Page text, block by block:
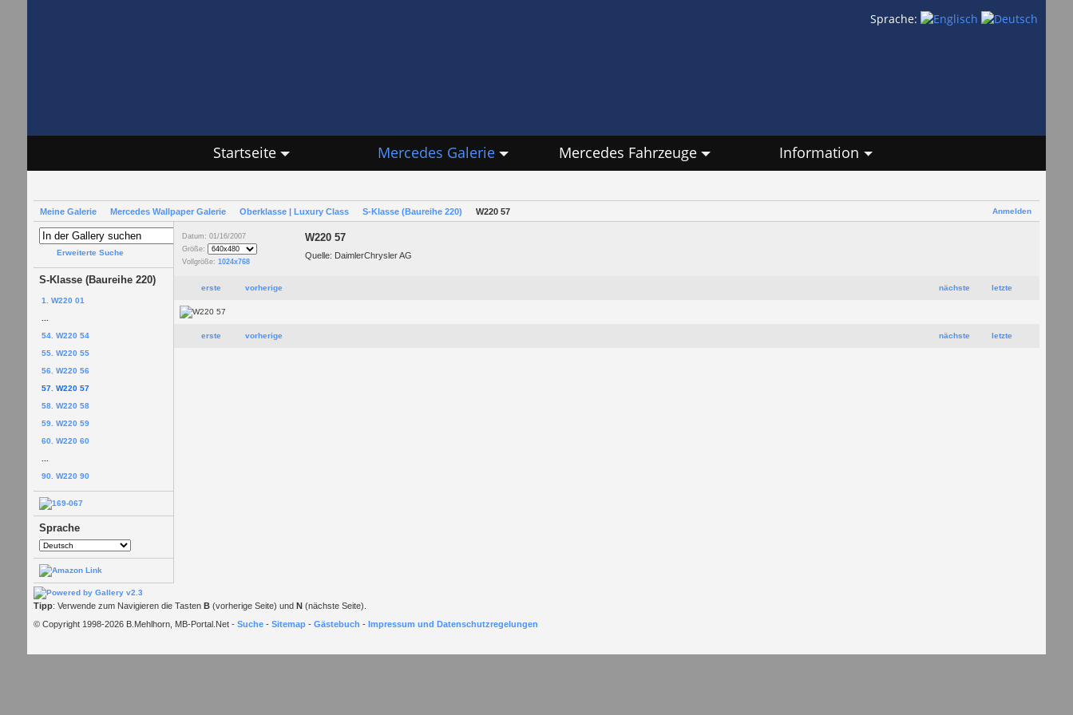
Sprache:
Startseite Mercedes Galerie Mercedes Fahrzeuge Information
Anmelden
Meine Galerie Mercedes Wallpaper Galerie Oberklasse | Luxury Class S-Klasse (Baureihe 220) W220 57
Erweiterte Suche
S-Klasse (Baureihe 220)
1. W220 01
54. W220 54
55. W220 55
56. W220 56
57. W220 57
58. W220 58
59. W220 59
60. W220 60
90. W220 90
Sprache
Datum: 01/16/2007
Größe:
Vollgröße: 1024x768
W220 57
Quelle: DaimlerChrysler AG
nächste letzte
erste vorherige
nächste letzte
erste vorherige
Tipp: Verwende zum Navigieren die Tasten B(vorherige Seite) und N(nächste Seite).
© Copyright 1998-2026 B.Mehlhorn, MB-Portal.Net - Suche- Sitemap- Gästebuch - Impressum und Datenschutzregelungen